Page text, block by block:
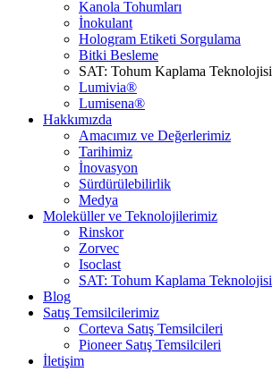
Kanola Tohumları
İnokulant
Hologram Etiketi Sorgulama
Bitki Besleme
SAT: Tohum Kaplama Teknolojisi
Lumivia®
Lumisena®
Hakkımızda
Amacımız ve Değerlerimiz
Tarihimiz
İnovasyon
Sürdürülebilirlik
Medya
Moleküller ve Teknolojilerimiz
Rinskor
Zorvec
Isoclast
SAT: Tohum Kaplama Teknolojisi
Blog
Satış Temsilcilerimiz
Corteva Satış Temsilcileri
Pioneer Satış Temsilcileri
İletişim